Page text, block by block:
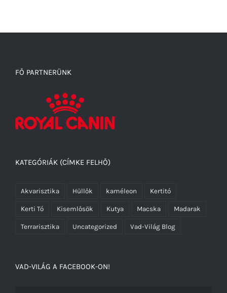
FŐ PARTNERÜNK
KATEGÓRIÁK (CÍMKE FELHŐ)
Akvarisztika Hüllők kaméleon Kertitó
Kerti Tó Kisemlősök Kutya Macska Madarak
Terrarisztika Uncategorized Vad-Világ Blog
VAD-VILÁG A FACEBOOK-ON!